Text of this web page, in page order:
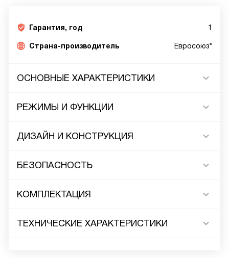
Гарантия, год 1
Страна-производитель Евросоюз*
ОСНОВНЫЕ ХАРАКТЕРИСТИКИ
РЕЖИМЫ И ФУНКЦИИ
ДИЗАЙН И КОНСТРУКЦИЯ
БЕЗОПАСНОСТЬ
КОМПЛЕКТАЦИЯ
ТЕХНИЧЕСКИЕ ХАРАКТЕРИСТИКИ